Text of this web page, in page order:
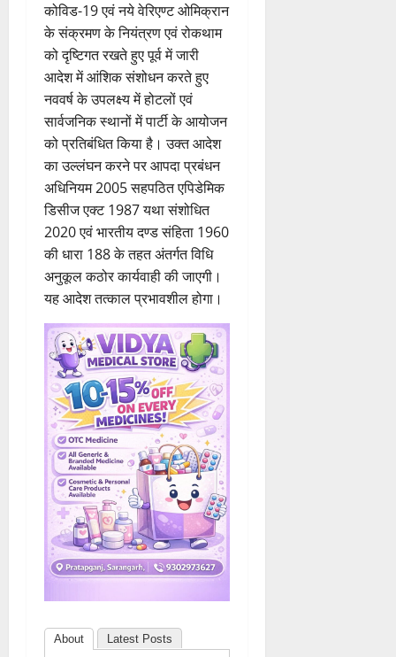
कोविड-19 एवं नये वेरिएण्ट ओमिक्रान
के संक्रमण के नियंत्रण एवं रोकथाम
को दृष्टिगत रखते हुए पूर्व में जारी
आदेश में आंशिक संशोधन करते हुए
नववर्ष के उपलक्ष्य में होटलों एवं
सार्वजनिक स्थानों में पार्टी के आयोजन
को प्रतिबंधित किया है। उक्त आदेश
का उल्लंघन करने पर आपदा प्रबंधन
अधिनियम 2005 सहपठित एपिडेमिक
डिसीज एक्ट 1987 यथा संशोधित
2020 एवं भारतीय दण्ड संहिता 1960
की धारा 188 के तहत अंतर्गत विधि
अनुकूल कठोर कार्यवाही की जाएगी।
यह आदेश तत्काल प्रभावशील होगा।
About Latest Posts